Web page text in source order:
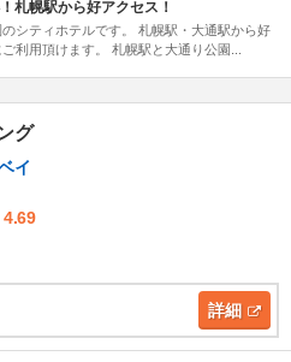
札幌駅から好アクセス！
シティホテルです。 札幌駅・大通駅から好
利用頂けます。 札幌駅と大通り公園...
グ
イ
4.69
詳細